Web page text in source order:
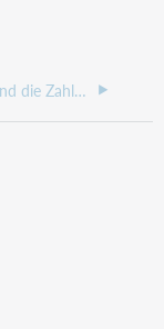
Weshalb sind die Zahlen in der Benutzerstatistik und in der Schnittstellenstatistik unterschiedlich und was bedeuten sie?